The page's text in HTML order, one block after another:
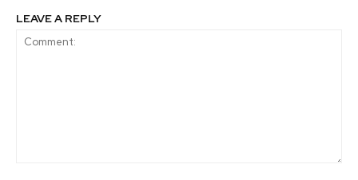
LEAVE A REPLY